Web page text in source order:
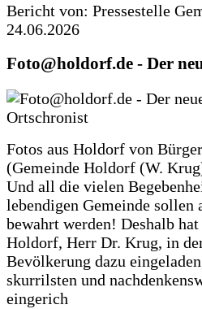
Bericht von: Pressestelle
24.06.2026
Foto@holdorf.de - Der
Fotos aus Holdorf von
(Gemeinde Holdorf (W.
Und all die vielen
lebendigen Gemeinde
bewahrt werden! Deshalb
Holdorf, Herr Dr. Krug, in
Bevölkerung dazu
skurrilsten und
eingerich